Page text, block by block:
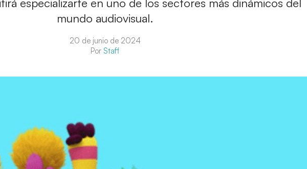
mundo audiovisual.
20 de junio de 2024
Por Staff